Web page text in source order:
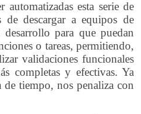
automatizadas esta serie de
de descargar a equipos de
para que puedan
o tareas, permitiendo,
validaciones funcionales
completas y efectivas. Ya
de tiempo, nos penaliza con